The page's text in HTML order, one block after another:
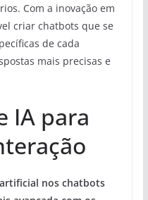
Com a inovação em
criar chatbots que se
de cada
mais precisas e
IA para
nos chatbots